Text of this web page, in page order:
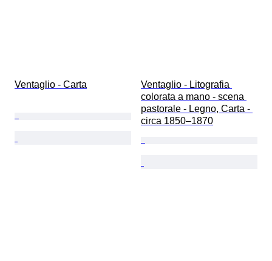
Ventaglio - Carta
Ventaglio - Litografia
colorata a mano - scena
pastorale - Legno, Carta -
circa 1850–1870